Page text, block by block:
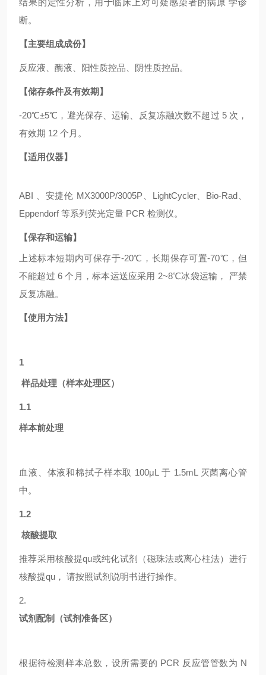
结果的定性分析，用于临床上对可疑感染者的病原 学诊
断。
【主要组成成份】
反应液、酶液、阳性质控品、阴性质控品。
【储存条件及有效期】
-20℃±5℃，避光保存、运输、反复冻融次数不超过 5 次，
有效期 12 个月。
【适用仪器】
ABI 、安捷伦 MX3000P/3005P、LightCycler、Bio-Rad、
Eppendorf 等系列荧光定量 PCR 检测仪。
【保存和运输】
上述标本短期内可保存于-20℃，长期保存可置-70℃，但
不能超过 6 个月，标本运送应采用 2~8℃冰袋运输， 严禁
反复冻融。
【使用方法】
1
样品处理（样本处理区）
1.1
样本前处理
血液、体液和棉拭子样本取 100μL 于 1.5mL 灭菌离心管
中。
1.2
核酸提取
推荐采用核酸提qu或纯化试剂（磁珠法或离心柱法）进行
核酸提qu， 请按照试剂说明书进行操作。
2.
试剂配制（试剂准备区）
根据待检测样本总数，设所需要的 PCR 反应管管数为 N